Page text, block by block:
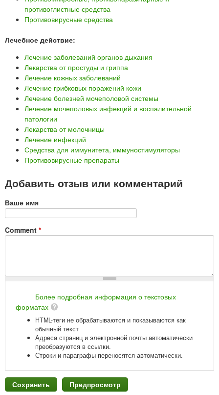
противоглистные средства
Противовирусные средства
Лечебное действие:
Лечение заболеваний органов дыхания
Лекарства от простуды и гриппа
Лечение кожных заболеваний
Лечение грибковых поражений кожи
Лечение болезней мочеполовой системы
Лечение мочеполовых инфекций и воспалительной
патологии
Лекарства от молочницы
Лечение инфекций
Средства для иммунитета, иммуностимуляторы
Противовирусные препараты
Добавить отзыв или комментарий
Ваше имя
Comment *
Более подробная информация о текстовых
форматах
HTML-теги не обрабатываются и показываются как
обычный текст
Адреса страниц и электронной почты автоматически
преобразуются в ссылки.
Строки и параграфы переносятся автоматически.